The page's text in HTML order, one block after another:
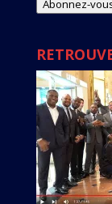
Abonnez-